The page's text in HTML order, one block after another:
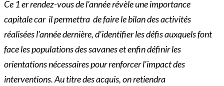
Ce 1 er rendez-vous de l’année révèle une importance
capitale car il permettra de faire le bilan des activités
réalisées l’année dernière, d’identifier les défis auxquels font
face les populations des savanes et enfin définir les
orientations nécessaires pour renforcer l’impact des
interventions. Au titre des acquis, on retiendra